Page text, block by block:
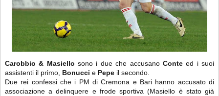
Carobbio & Masiello sono i due che accusano Conteed i suoi
assistenti il primo, Bonucci e Pepe il secondo.
Due rei confessi che i PM di Cremona e Bari hanno accusato di
associazione a delinquere e frode sportiva (Masiello è stato già